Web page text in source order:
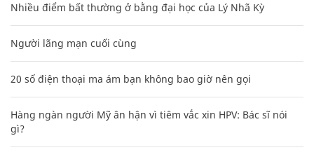
Nhiều điểm bất thường ở bằng đại học của Lý Nhã Kỳ
Người lãng mạn cuối cùng
20 số điện thoại ma ám bạn không bao giờ nên gọi
Hàng ngàn người Mỹ ân hận vì tiêm vắc xin HPV: Bác sĩ nói
gì?